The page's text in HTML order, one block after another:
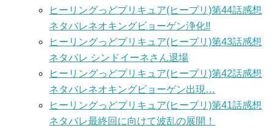
ヒーリングっどプリキュア(ヒープリ)第44話感想
ネタバレネオキングビョーゲン浄化!!
ヒーリングっどプリキュア(ヒープリ)第43話感想
ネタバレ シンドイーネさん退場
ヒーリングっどプリキュア(ヒープリ)第42話感想
ネタバレネオキングビョーゲン出現…
ヒーリングっどプリキュア(ヒープリ)第41話感想
ネタバレ最終回に向けて波乱の展開！